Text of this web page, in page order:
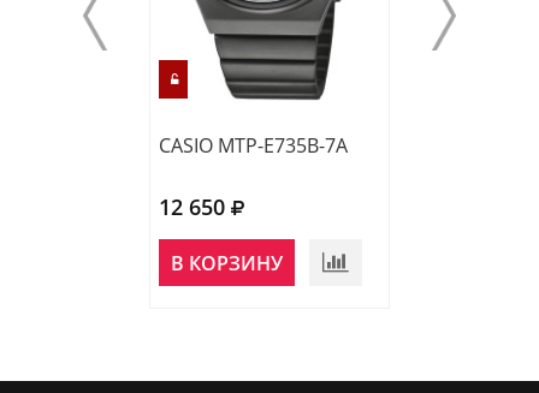
CASIO MTP-E735B-7A
12 650
В КОРЗИНУ